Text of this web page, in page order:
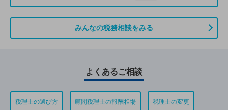
みんなの税務相談をみる
よくあるご相談
税理士の選び方 顧問税理士の報酬相場 税理士の変更